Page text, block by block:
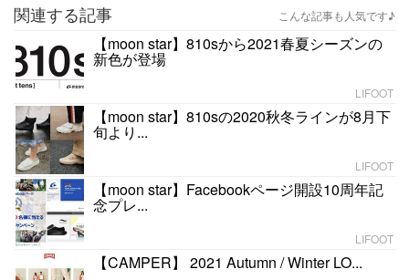
関連する記事 こんな記事も人気です♪
【moon star】810sから2021春夏シーズンの
新色が登場
LIFOOT
【moon star】810sの2020秋冬ラインが8月下
旬より...
LIFOOT
【moon star】Facebookページ開設10周年記
念プレ...
LIFOOT
【CAMPER】 2021 Autumn / Winter LO...